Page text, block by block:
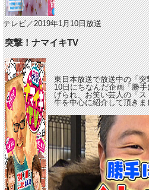
テレビ／2019年1月10日放送
突撃！ナマイキTV
東日本放送で放送中の「
10日にちなんだ企画「勝
げられ、お笑い芸人の「
牛を中心に紹介して頂きま